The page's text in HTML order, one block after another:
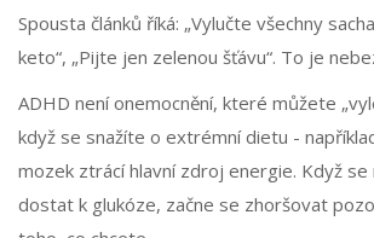
Spousta článků říká: „Vylučte všechny
keto“, „Pijte jen zelenou šťávu“. To je
ADHD není onemocnění, které můžete
když se snažíte o extrémní dietu -
mozek ztrácí hlavní zdroj energie. Když se
dostat k glukóze, začne se zhoršovat